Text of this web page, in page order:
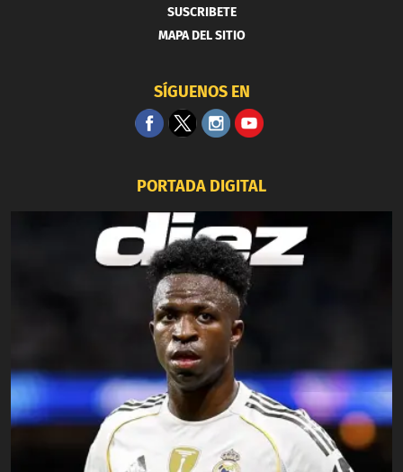
SUSCRIBETE
MAPA DEL SITIO
SÍGUENOS EN
PORTADA DIGITAL